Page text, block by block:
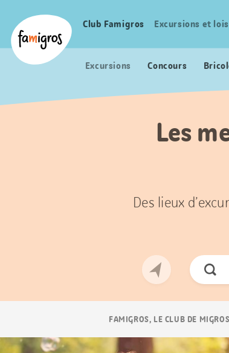
navigation
Logo
Navigation
Club Famigros Excursions et
Excursions Concours
Les
Des lieux
FAMIGROS, LE CLUB DE